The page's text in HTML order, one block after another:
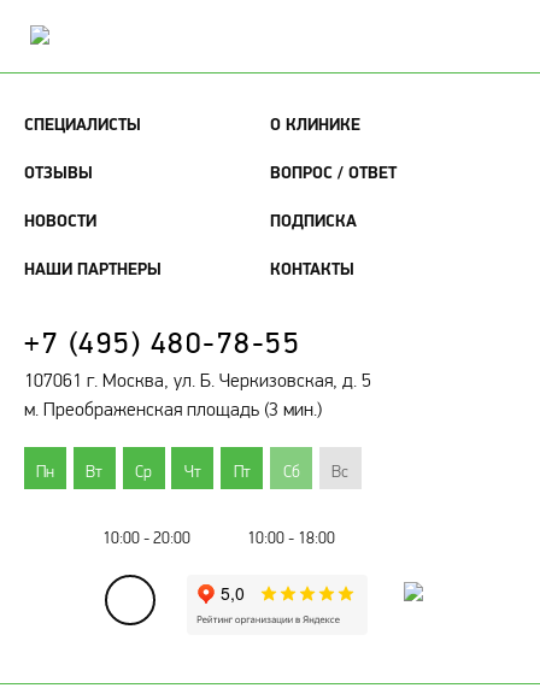
СПЕЦИАЛИСТЫ О КЛИНИКЕ
ОТЗЫВЫ ВОПРОС / ОТВЕТ
НОВОСТИ ПОДПИСКА
НАШИ ПАРТНЕРЫ КОНТАКТЫ
+7 (495) 480-78-55
107061 г. Москва, ул. Б. Черкизовская, д. 5
м. Преображенская площадь (3 мин.)
Пн Вт Ср Чт Пт Сб Вс
10:00 - 20:00 10:00 - 18:00